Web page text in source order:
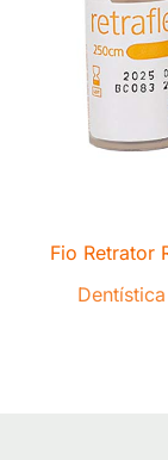
Fio Retrator